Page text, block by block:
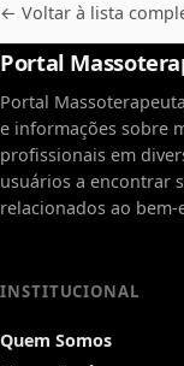
← Voltar à lista
Portal
Portal
e informações sobre
profissionais em
usuários a encontrar
relacionados ao
INSTITUCIONAL
Quem Somos